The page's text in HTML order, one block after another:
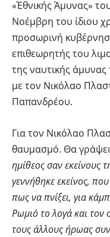
«Έθνικής Άμυνας»
Νοέμβρη του ίδιου
προσωρινή
επιθεωρητής του
της ναυτικής άμυνας
με τον Νικόλαο
Παπανδρέου.
Για τον Νικόλαο
θαυμασμό. Θα γράψει
ημίθεος σαν εκείνους
γεννήθηκε εκείνος,
πως να πνίξει, για
Ρωμιό το λογά και τον
τους άλλους ήρωας